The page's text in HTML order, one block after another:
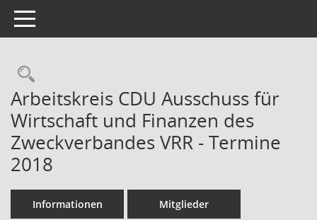
Toggle navigation
Rechercheauswahl
Arbeitskreis CDU Ausschuss für
Wirtschaft und Finanzen des
Zweckverbandes VRR - Termine
2018
Informationen Mitglieder